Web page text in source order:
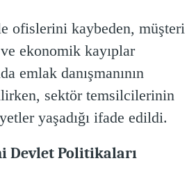
ofislerini kaybeden, müşteri
ekonomik kayıplar
emlak danışmanının
sektör temsilcilerinin
yaşadığı ifade edildi.
Devlet Politikaları